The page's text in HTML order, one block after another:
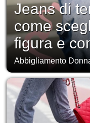
Jeans di
come
figura e
Abbigliamento